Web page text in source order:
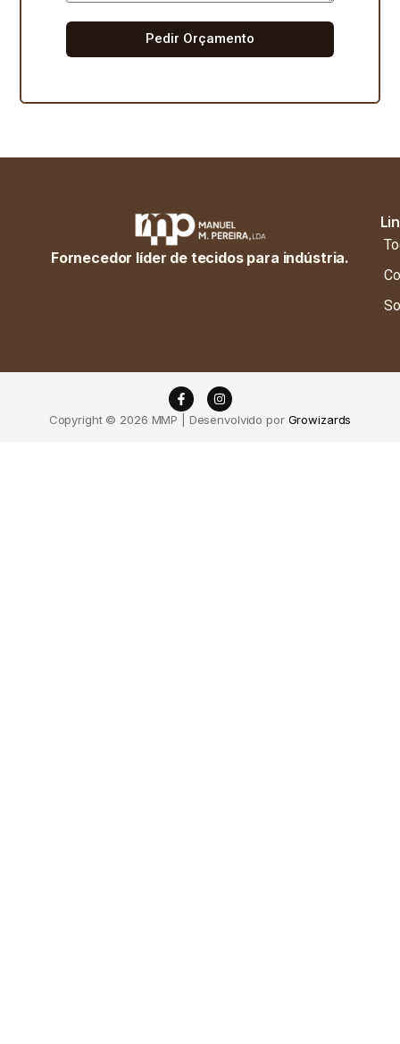
Pedir Orçamento
Fornecedor líder de tecidos para indústria.
Copyright © 2026 MMP | Desenvolvido por Growizards